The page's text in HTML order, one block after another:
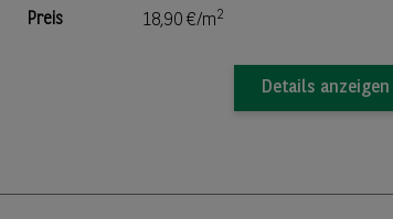
Preis 18,90 €/m2
Details anzeigen